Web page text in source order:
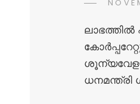
ലാഭത്തിൽ
ധനമന്ത്രി